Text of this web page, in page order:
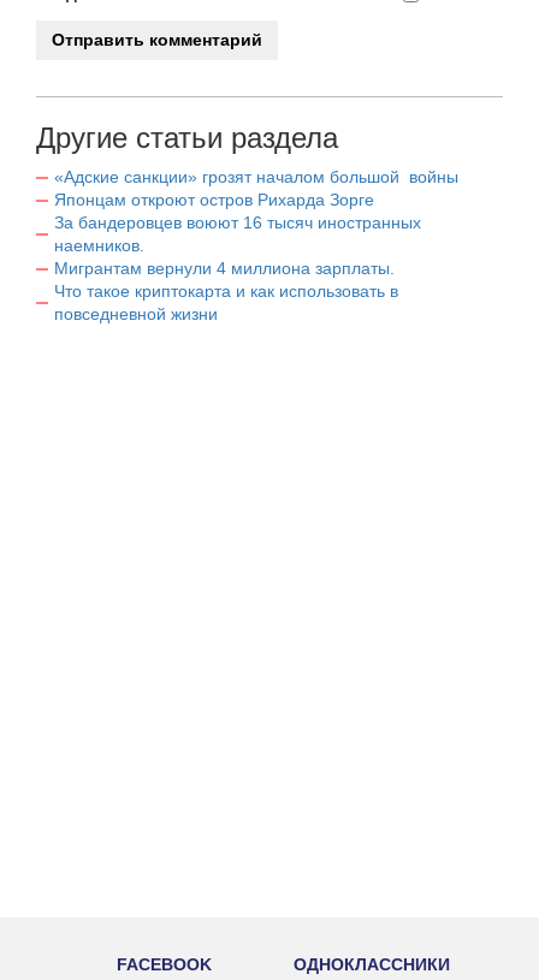
Другие статьи раздела
«Адские санкции» грозят началом большой войны
Японцам откроют остров Рихарда Зорге
За бандеровцев воюют 16 тысяч иностранных
наемников.
Мигрантам вернули 4 миллиона зарплаты.
Что такое криптокарта и как использовать в
повседневной жизни
FACEBOOK ОДНОКЛАССНИКИ